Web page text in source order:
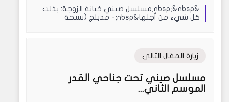
&nbsp;&nbsp;مسلسل صيني خيانة الزوجة: بذلت
كل شيء من أجلها&nbsp;- مدبلج (نسخة
زيارة المقال التالي
مسلسل صيني تحت جناحي القدر
الموسم الثاني...